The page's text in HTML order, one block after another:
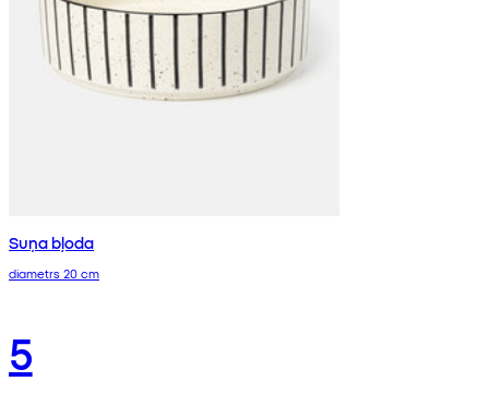
Suņa bļoda
diametrs 20 cm
5